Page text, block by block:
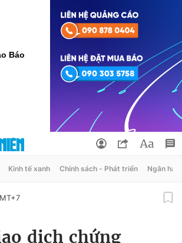
Báo
Kinh tế xanh Chính sách - Phát triển Ngân
dịch chứng